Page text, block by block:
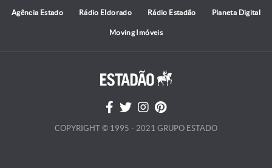
Agência Estado Rádio Eldorado Rádio Estadão Planeta Digital
Moving Imóveis
COPYRIGHT © 1995 - 2021 GRUPO ESTADO